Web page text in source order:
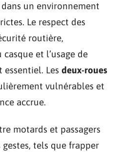
un environnement
Le respect des
routière,
et l’usage de
Les deux-roues
vulnérables et
accrue.
motards et passagers
tels que frapper